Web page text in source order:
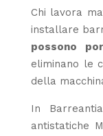
Chi lavora
installare
possono
eliminano le
della
In
antistatiche